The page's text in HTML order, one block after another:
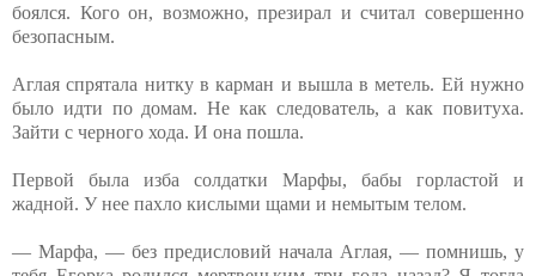
боялся. Кого он, возможно, презирал и считал совершенно
безопасным.
Аглая спрятала нитку в карман и вышла в метель. Ей нужно
было идти по домам. Не как следователь, а как повитуха.
Зайти с черного хода. И она пошла.
Первой была изба солдатки Марфы, бабы горластой и
жадной. У нее пахло кислыми щами и немытым телом.
— Марфа, — без предисловий начала Аглая, — помнишь, у